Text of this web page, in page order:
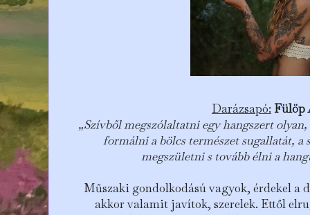
Darázsapó: Fülöp
„Szívből megszólaltatni egy hangszert
formálni a bölcs természet sugallatát, a
megszületni s tovább élni a
Műszaki gondolkodású vagyok, érdekel a
akkor valamit javítok, szerelek. Ettől